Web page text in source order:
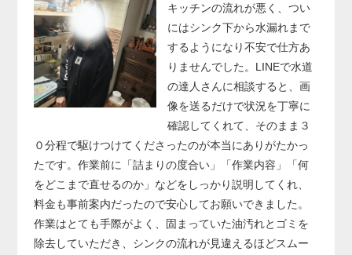
キッチンの流れが悪く、つい
にはシンク下から水漏れまで
するようになり不安で仕方あ
りませんでした。LINEで水道
の達人さんに相談すると、画
像を送るだけで状況を丁寧に
確認してくれて、そのまま３
０分程で駆けつけてくださったのが本当にありがたかっ
たです。作業前に「詰まりの度合い」「作業内容」「何
をどこまで直せるのか」などをしっかり説明してくれ、
料金も事前案内だったので安心してお願いできました。
作業はとても手際がよく、固まっていた油汚れとゴミを
除去していただき、シンクの流れが見違えるほどスムー